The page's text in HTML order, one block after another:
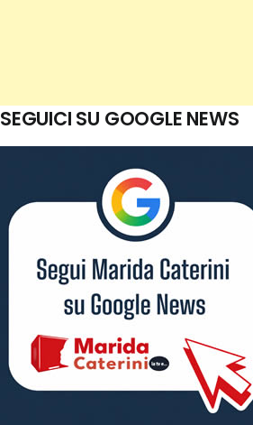
SEGUICI SU GOOGLE NEWS